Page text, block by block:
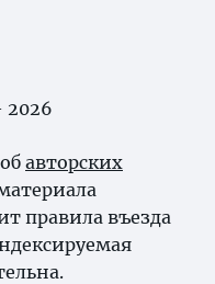
2026
авторских
правила въезда